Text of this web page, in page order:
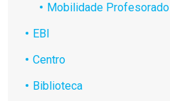
Mobilidade Profesorado
EBI
Centro
Biblioteca